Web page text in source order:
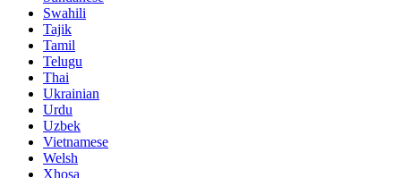
Swahili
Tajik
Tamil
Telugu
Thai
Ukrainian
Urdu
Uzbek
Vietnamese
Welsh
Xhosa